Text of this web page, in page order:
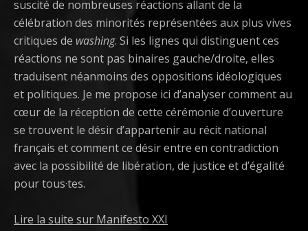
suscité de nombreuses réactions allant de la
célébration des minorités représentées aux plus vives
critiques de washing. Si les lignes qui distinguent ces
réactions ne sont pas binaires gauche/droite, elles
traduisent néanmoins des oppositions idéologiques
et politiques. Je me propose ici d’analyser comment au
cœur de la réception de cette cérémonie d’ouverture
se trouvent le désir d’appartenir au récit national
français et comment ce désir entre en contradiction
avec la possibilité de libération, de justice et d’égalité
pour tous·tes.
Lire la suite sur Manifesto XXI